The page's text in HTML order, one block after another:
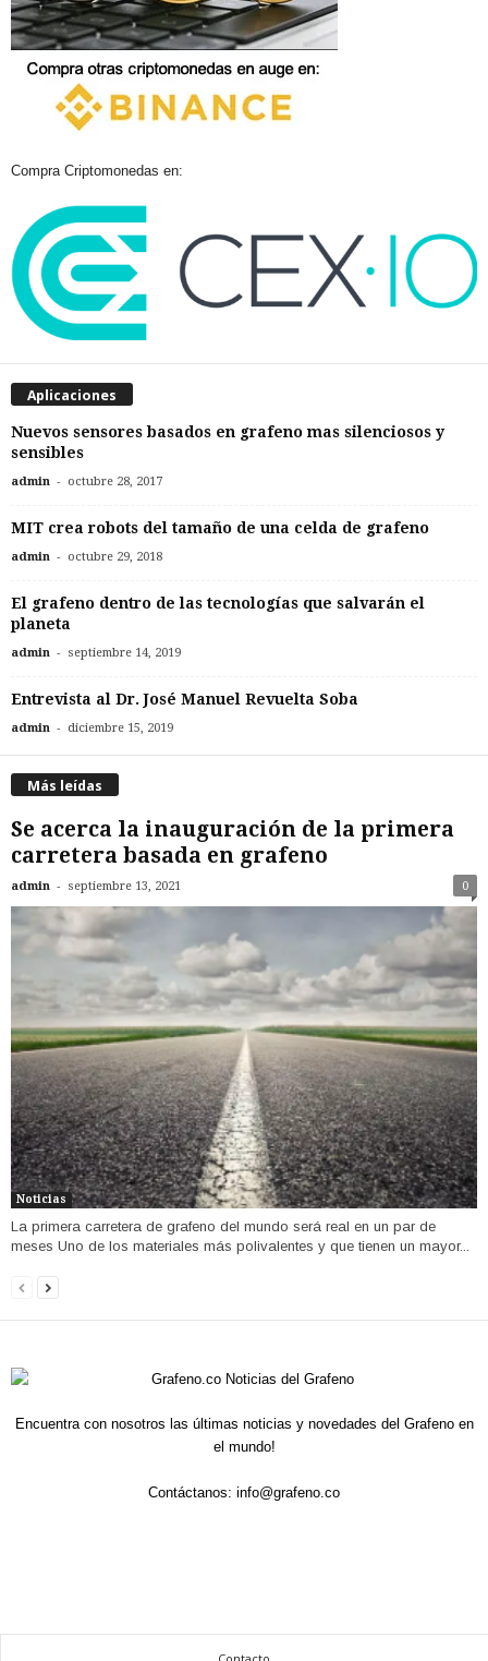
Compra Criptomonedas en:
Aplicaciones
Nuevos sensores basados en grafeno mas silenciosos y
sensibles
admin - octubre 28, 2017
MIT crea robots del tamaño de una celda de grafeno
admin - octubre 29, 2018
El grafeno dentro de las tecnologías que salvarán el
planeta
admin - septiembre 14, 2019
Entrevista al Dr. José Manuel Revuelta Soba
admin - diciembre 15, 2019
Más leídas
Se acerca la inauguración de la primera
carretera basada en grafeno
admin - septiembre 13, 2021 0
Noticias
La primera carretera de grafeno del mundo será real en un par de
meses Uno de los materiales más polivalentes y que tienen un mayor...
Encuentra con nosotros las últimas noticias y novedades del Grafeno en
el mundo!
Contáctanos: info@grafeno.co